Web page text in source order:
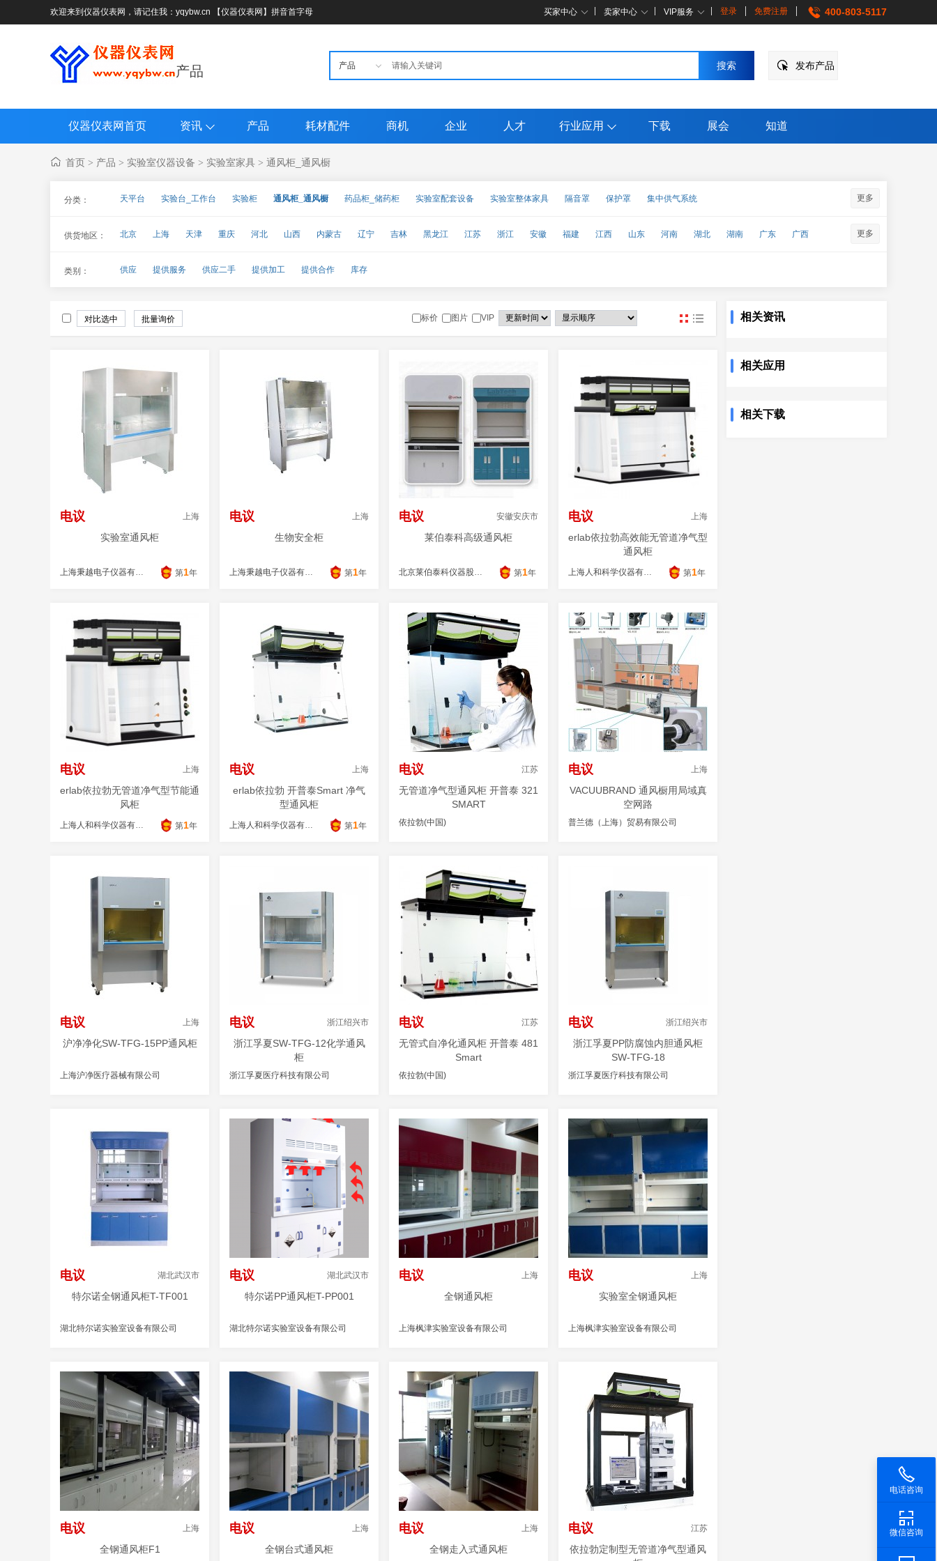
欢迎来到仪器仪表网，请记住我：yqybw.cn 【仪器仪表网】拼音首字母 买家中心 卖家中心 VIP服务 登录 免费注册 400-803-5117
产品 发布产品
仪器仪表网首页 资讯 产品 耗材配件 商机 企业 人才 行业应用 下载 展会 知道
首页 > 产品 > 实验室仪器设备 > 实验室家具 > 通风柜_通风橱
分类： 天平台 实验台_工作台 实验柜 通风柜_通风橱 药品柜_储药柜 实验室配套设备 实验室整体家具 隔音罩 保护罩 集中供气系统 更多
供货地区： 北京 上海 天津 重庆 河北 山西 内蒙古 辽宁 吉林 黑龙江 江苏 浙江 安徽 福建 江西 山东 河南 湖北 湖南 广东 广西 更多
类别： 供应 提供服务 供应二手 提供加工 提供合作 库存
标价 图片 VIP
电议 上海
实验室通风柜
上海秉越电子仪器有限公司 第1年
电议 上海
生物安全柜
上海秉越电子仪器有限公司 第1年
电议 安徽安庆市
莱伯泰科高级通风柜
北京莱伯泰科仪器股份有限公司 第1年
电议 上海
erlab依拉勃高效能无管道净气型
通风柜
上海人和科学仪器有限公司 第1年
电议 上海
erlab依拉勃无管道净气型节能通
风柜
上海人和科学仪器有限公司 第1年
电议 上海
erlab依拉勃 开普泰Smart 净气
型通风柜
上海人和科学仪器有限公司 第1年
电议 江苏
无管道净气型通风柜 开普泰 321
SMART
依拉勃(中国)
电议 上海
VACUUBRAND 通风橱用局域真
空网路
普兰德（上海）贸易有限公司
电议 上海
沪净净化SW-TFG-15PP通风柜
上海沪净医疗器械有限公司
电议 浙江绍兴市
浙江孚夏SW-TFG-12化学通风
柜
浙江孚夏医疗科技有限公司
电议 江苏
无管式自净化通风柜 开普泰 481
Smart
依拉勃(中国)
电议 浙江绍兴市
浙江孚夏PP防腐蚀内胆通风柜
SW-TFG-18
浙江孚夏医疗科技有限公司
电议 湖北武汉市
特尔诺全钢通风柜T-TF001
湖北特尔诺实验室设备有限公司
电议 湖北武汉市
特尔诺PP通风柜T-PP001
湖北特尔诺实验室设备有限公司
电议 上海
全钢通风柜
上海枫津实验室设备有限公司
电议 上海
实验室全钢通风柜
上海枫津实验室设备有限公司
电议 上海
全钢通风柜F1
电议 上海
全钢台式通风柜
电议 上海
全钢走入式通风柜
电议 江苏
依拉勃定制型无管道净气型通风
相关资讯
相关应用
相关下载
企点客服
企点营销
电话咨询
微信咨询